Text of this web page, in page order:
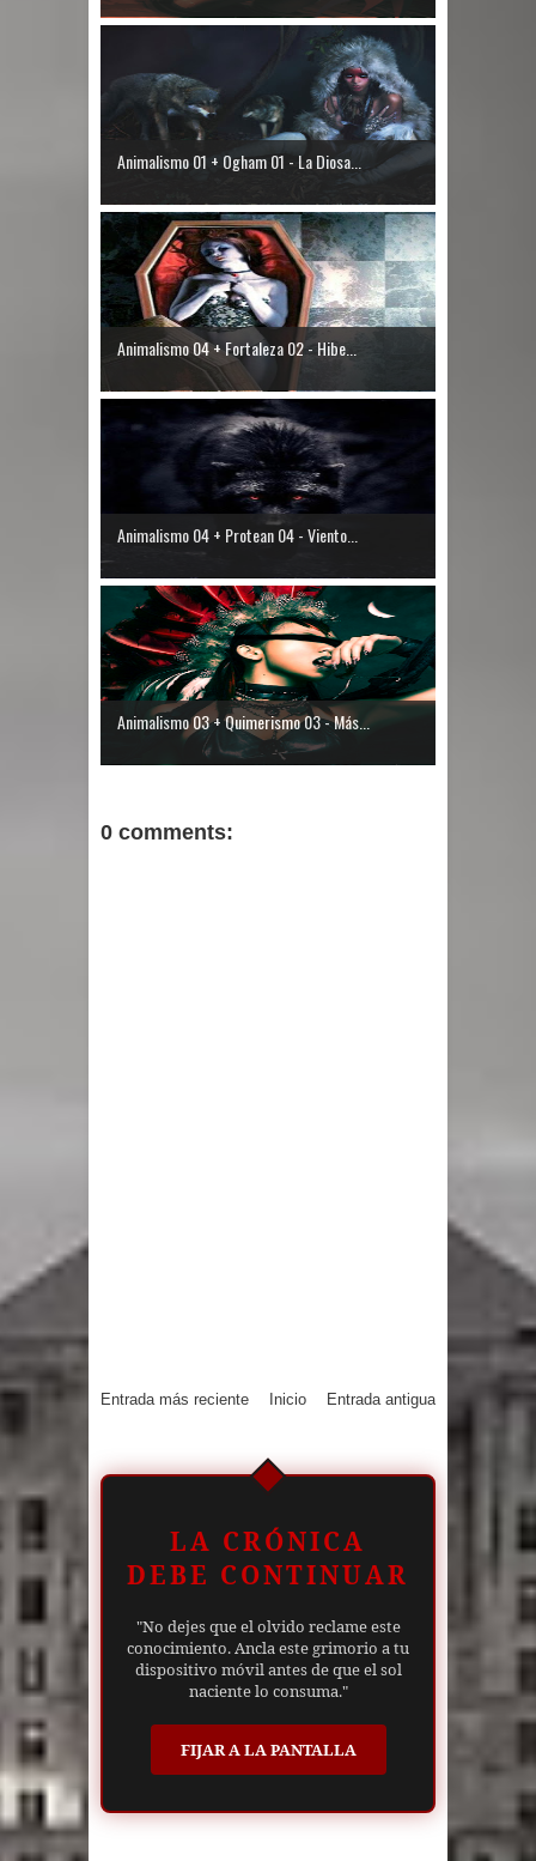
Animalismo 01 + Ogham 01 - La Diosa...
Animalismo 04 + Fortaleza 02 - Hibe...
Animalismo 04 + Protean 04 - Viento...
Animalismo 03 + Quimerismo 03 - Más...
0 comments:
Entrada más reciente Entrada antigua
Inicio
LA CRÓNICA
DEBE CONTINUAR
"No dejes que el olvido reclame este
conocimiento. Ancla este grimorio a tu
dispositivo móvil antes de que el sol
naciente lo consuma."
FIJAR A LA PANTALLA